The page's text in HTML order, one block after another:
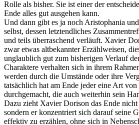
Rolle als bisher. Sie ist einer der
Ende alles gut ausgehen kann.
Und dann gibt es ja noch Aristophania
selbst, dessen letztendliches
und teils überraschend verläuft. Xavier
zwar etwas altbekannter Erzählweisen,
unglaublich gut zum bisherigen Verlauf
Charaktere verhalten sich in ihrem
werden durch die Umstände oder ihre
tatsächlich hat am Ende jeder eine Art
durchgemacht, die auch weiterhin sein
Dazu zieht Xavier Dorison das Ende
sondern er konzentriert sich darauf seine
effektiv zu erzählen, ohne sich in